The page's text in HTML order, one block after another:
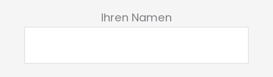
Ihren Namen